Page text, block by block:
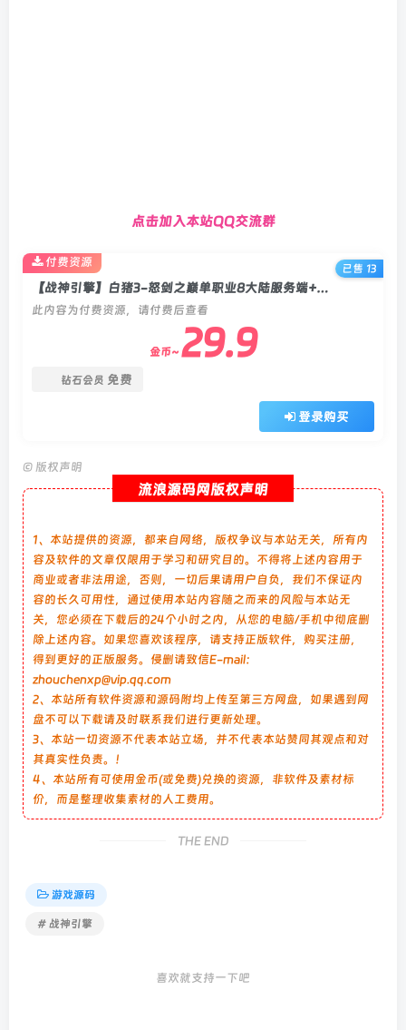
点击加入本站QQ交流群
【战神引擎】白猪3-怒剑之巅单职业8大陆服务端+双端+教程
此内容为付费资源，请付费后查看
金币~ 29.9
钻石会员 免费
登录购买
付费资源
已售 13
© 版权声明
流浪源码网版权声明
1、本站提供的资源，都来自网络，版权争议与本站无关，所有内
容及软件的文章仅限用于学习和研究目的。不得将上述内容用于
商业或者非法用途，否则，一切后果请用户自负，我们不保证内
容的长久可用性，通过使用本站内容随之而来的风险与本站无
关，您必须在下载后的24个小时之内，从您的电脑/手机中彻底删
除上述内容。如果您喜欢该程序，请支持正版软件，购买注册，
得到更好的正版服务。侵删请致信E-mail：
zhouchenxp@vip.qq.com
2、本站所有软件资源和源码附均上传至第三方网盘，如果遇到网
盘不可以下载请及时联系我们进行更新处理。
3、本站一切资源不代表本站立场，并不代表本站赞同其观点和对
其真实性负责。！
4、本站所有可使用金币(或免费)兑换的资源，非软件及素材标
价，而是整理收集素材的人工费用。
THE END
游戏源码
# 战神引擎
喜欢就支持一下吧